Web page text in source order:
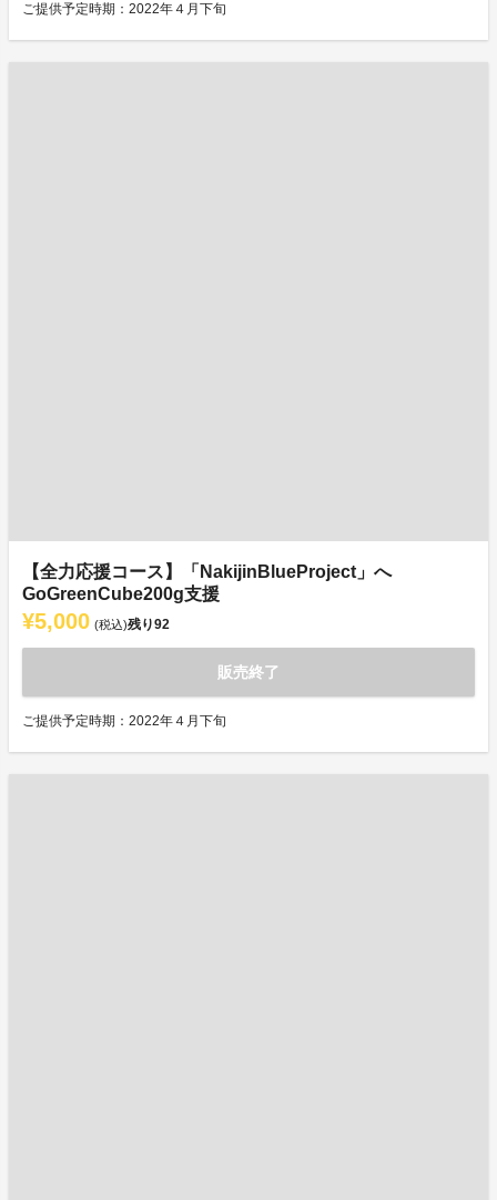
ご提供予定時期：2022年４月下旬
【全力応援コース】「NakijinBlueProject」へ
GoGreenCube200g支援
¥5,000 (税込)残り92
販売終了
ご提供予定時期：2022年４月下旬